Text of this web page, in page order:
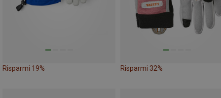
Risparmi 19% Risparmi 32%